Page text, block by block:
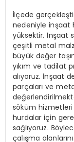
İlçede
nedeniyle inşaat
yüksektir. İnşaat
çeşitli metal
büyük değer
yıkım ve tadilat
alıyoruz. İnşaat
parçaları ve
söküm
hurdalar için
sağlıyoruz.
çalışma